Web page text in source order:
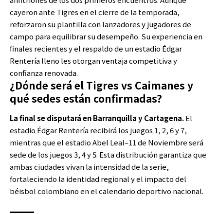
cayeron ante Tigres en el cierre de la temporada,
reforzaron su plantilla con lanzadores y jugadores de
campo para equilibrar su desempeño. Su experiencia en
finales recientes y el respaldo de un estadio Édgar
Rentería lleno les otorgan ventaja competitiva y
confianza renovada.
¿Dónde será el Tigres vs Caimanes y
qué sedes están confirmadas?
La final se disputará en Barranquilla y Cartagena.El
estadio Édgar Rentería recibirá los juegos 1, 2, 6 y 7,
mientras que el estadio Abel Leal–11 de Noviembre será
sede de los juegos 3, 4 y 5. Esta distribución garantiza que
ambas ciudades vivan la intensidad de la serie,
fortaleciendo la identidad regional y el impacto del
béisbol colombiano en el calendario deportivo nacional.